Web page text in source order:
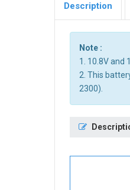
Description
Note :
1. 10.8V and
2. This
2300).